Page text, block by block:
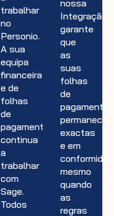
trabalhar
no
Personio.
A sua
equipa
financeira
e de
folhas
de
pagamento
continua
a
trabalhar
com
Sage.
Todos
nossa
Integração
garante
que
as
suas
folhas
de
pagamento
exactas
e em
mesmo
quando
as
regras